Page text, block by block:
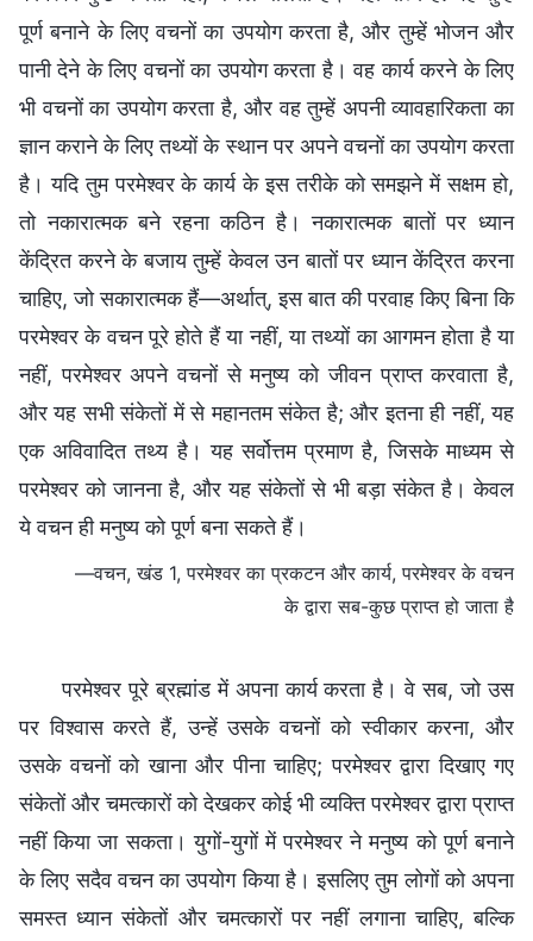
पूर्ण बनाने के लिए वचनों का उपयोग करता है, और तुम्हें भोजन और
पानी देने के लिए वचनों का उपयोग करता है। वह कार्य करने के लिए
भी वचनों का उपयोग करता है, और वह तुम्हें अपनी व्यावहारिकता का
ज्ञान कराने के लिए तथ्यों के स्थान पर अपने वचनों का उपयोग करता
है। यदि तुम परमेश्वर के कार्य के इस तरीके को समझने में सक्षम हो,
तो नकारात्मक बने रहना कठिन है। नकारात्मक बातों पर ध्यान
केंद्रित करने के बजाय तुम्हें केवल उन बातों पर ध्यान केंद्रित करना
चाहिए, जो सकारात्मक हैं—अर्थात्, इस बात की परवाह किए बिना कि
परमेश्वर के वचन पूरे होते हैं या नहीं, या तथ्यों का आगमन होता है या
नहीं, परमेश्वर अपने वचनों से मनुष्य को जीवन प्राप्त करवाता है,
और यह सभी संकेतों में से महानतम संकेत है; और इतना ही नहीं, यह
एक अविवादित तथ्य है। यह सर्वोत्तम प्रमाण है, जिसके माध्यम से
परमेश्वर को जानना है, और यह संकेतों से भी बड़ा संकेत है। केवल
ये वचन ही मनुष्य को पूर्ण बना सकते हैं।
—वचन, खंड 1, परमेश्वर का प्रकटन और कार्य, परमेश्वर के वचन
के द्वारा सब-कुछ प्राप्त हो जाता है
परमेश्वर पूरे ब्रह्मांड में अपना कार्य करता है। वे सब, जो उस
पर विश्वास करते हैं, उन्हें उसके वचनों को स्वीकार करना, और
उसके वचनों को खाना और पीना चाहिए; परमेश्वर द्वारा दिखाए गए
संकेतों और चमत्कारों को देखकर कोई भी व्यक्ति परमेश्वर द्वारा प्राप्त
नहीं किया जा सकता। युगों-युगों में परमेश्वर ने मनुष्य को पूर्ण बनाने
के लिए सदैव वचन का उपयोग किया है। इसलिए तुम लोगों को अपना
समस्त ध्यान संकेतों और चमत्कारों पर नहीं लगाना चाहिए, बल्कि